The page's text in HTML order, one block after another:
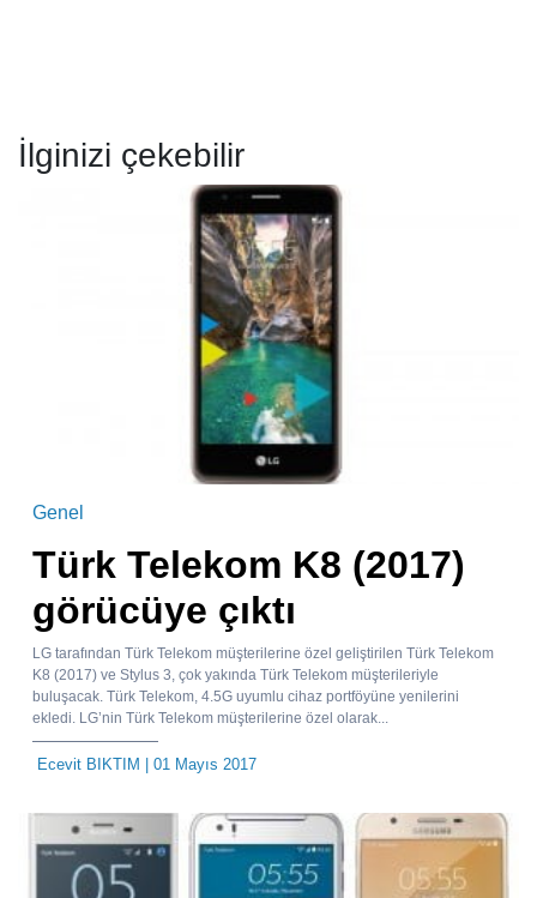
İlginizi çekebilir
Genel
Türk Telekom K8 (2017)
görücüye çıktı
LG tarafından Türk Telekom müşterilerine özel geliştirilen Türk Telekom
K8 (2017) ve Stylus 3, çok yakında Türk Telekom müşterileriyle
buluşacak. Türk Telekom, 4.5G uyumlu cihaz portföyüne yenilerini
ekledi. LG’nin Türk Telekom müşterilerine özel olarak...
Ecevit BIKTIM | 01 Mayıs 2017